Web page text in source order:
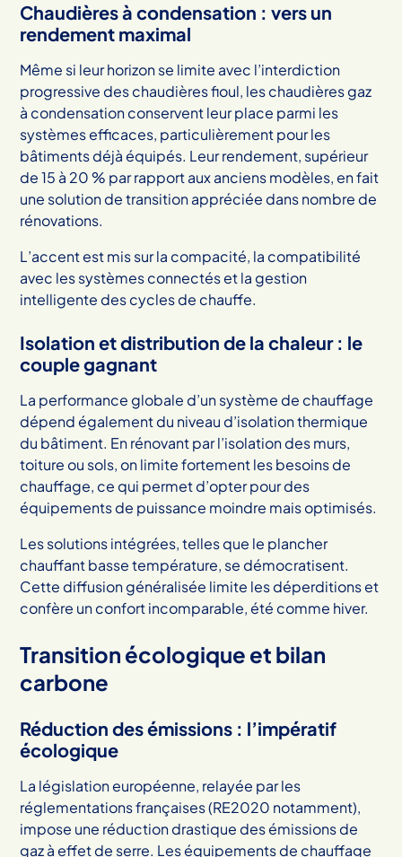
Chaudières à condensation : vers un
rendement maximal
Même si leur horizon se limite avec l’interdiction
progressive des chaudières fioul, les chaudières gaz
à condensation conservent leur place parmi les
systèmes efficaces, particulièrement pour les
bâtiments déjà équipés. Leur rendement, supérieur
de 15 à 20 % par rapport aux anciens modèles, en fait
une solution de transition appréciée dans nombre de
rénovations.
L’accent est mis sur la compacité, la compatibilité
avec les systèmes connectés et la gestion
intelligente des cycles de chauffe.
Isolation et distribution de la chaleur : le
couple gagnant
La performance globale d’un système de chauffage
dépend également du niveau d’isolation thermique
du bâtiment. En rénovant par l’isolation des murs,
toiture ou sols, on limite fortement les besoins de
chauffage, ce qui permet d’opter pour des
équipements de puissance moindre mais optimisés.
Les solutions intégrées, telles que le plancher
chauffant basse température, se démocratisent.
Cette diffusion généralisée limite les déperditions et
confère un confort incomparable, été comme hiver.
Transition écologique et bilan
carbone
Réduction des émissions : l’impératif
écologique
La législation européenne, relayée par les
réglementations françaises (RE2020 notamment),
impose une réduction drastique des émissions de
gaz à effet de serre. Les équipements de chauffage